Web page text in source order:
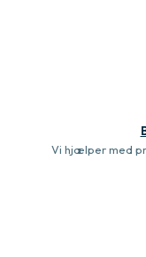
Vi hjælper med